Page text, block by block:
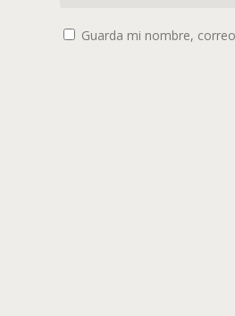
Guarda mi nombre,